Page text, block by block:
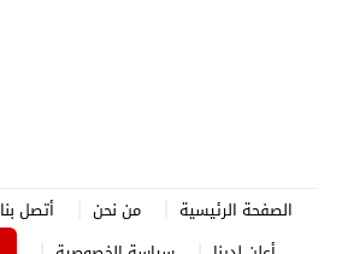
الصفحة الرئيسية من نحن أتصل بنا